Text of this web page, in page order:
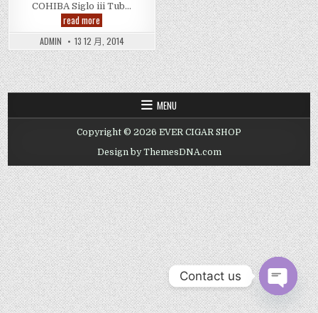
COHIBA Siglo iii Tub…
read more
Siglo
iii
Tubos
Cigar,
科
伊
巴
高
世
纪
3
号
铝
管
装
(筒
裝)
雪
茄
ADMIN 13 12 月, 2014
MENU
Copyright © 2026 EVER CIGAR SHOP
Design by ThemesDNA.com
Contact us
OPEN